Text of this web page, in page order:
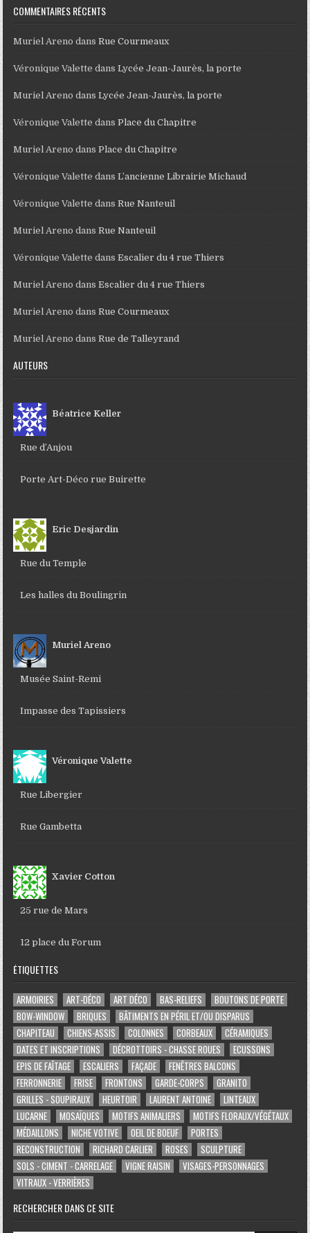
COMMENTAIRES RÉCENTS
Muriel Areno dansRue Courmeaux
Véronique Valette dansLycée Jean-Jaurès, la porte
Muriel Areno dansLycée Jean-Jaurès, la porte
Véronique Valette dansPlace du Chapitre
Muriel Areno dansPlace du Chapitre
Véronique Valette dansL’ancienne Librairie Michaud
Véronique Valette dansRue Nanteuil
Muriel Areno dansRue Nanteuil
Véronique Valette dansEscalier du 4 rue Thiers
Muriel Areno dansEscalier du 4 rue Thiers
Muriel Areno dansRue Courmeaux
Muriel Areno dansRue de Talleyrand
AUTEURS
Béatrice Keller
Rue d’Anjou
Porte Art-Déco rue Buirette
Eric Desjardin
Rue du Temple
Les halles du Boulingrin
Muriel Areno
Musée Saint-Remi
Impasse des Tapissiers
Véronique Valette
Rue Libergier
Rue Gambetta
Xavier Cotton
25 rue de Mars
12 place du Forum
ÉTIQUETTES
ARMOIRIES ART-DÉCO ART DÉCO BAS-RELIEFS
BOUTONS DE PORTE
BOW-WINDOW
BRIQUES
BÂTIMENTS EN PÉRIL ET/OU DISPARUS
CHAPITEAU
CHIENS-ASSIS COLONNES CORBEAUX
CÉRAMIQUES
DATES ET INSCRIPTIONS
DÉCROTTOIRS - CHASSE ROUES
ECUSSONS
EPIS DE FAÎTAGE
ESCALIERS FAÇADE
FENÊTRES BALCONS
FERRONNERIE
FRISE FRONTONS GARDE-CORPS
GRANITO
GRILLES - SOUPIRAUX
HEURTOIR LAURENT ANTOINE
LINTEAUX
LUCARNE
MOSAÏQUES MOTIFS ANIMALIERS
MOTIFS FLORAUX/VÉGÉTAUX
MÉDAILLONS
NICHE VOTIVE OEIL DE BOEUF
PORTES
RECONSTRUCTION
RICHARD CARLIER ROSES
SCULPTURE
SOLS - CIMENT - CARRELAGE
VIGNE RAISIN
VISAGES-PERSONNAGES
VITRAUX - VERRIÈRES
RECHERCHER DANS CE SITE